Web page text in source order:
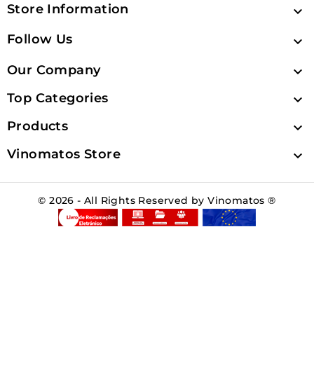
Store Information 
Follow Us 
Our Company 
Top Categories 
Products 
Vinomatos Store 
© 2026 - All Rights Reserved by Vinomatos ®